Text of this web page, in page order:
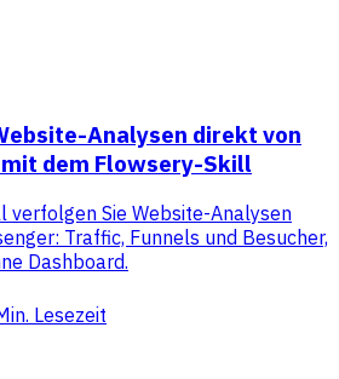
Analysen direkt von
dem Flowsery-Skill
verfolgen Sie Website-Analysen
Traffic, Funnels und Besucher,
Dashboard.
Lesezeit